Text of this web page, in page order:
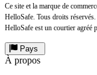
Ce site et la marque de
HelloSafe. Tous droits réservés.
HelloSafe est un courtier agréé
Pays
À propos